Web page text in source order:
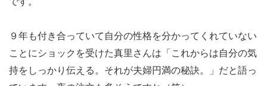
９年も付き合っていて自分の性格を分かってくれていない
ことにショックを受けた真里さんは「これからは自分の気
持をしっかり伝える。それが夫婦円満の秘訣。」だと語っ